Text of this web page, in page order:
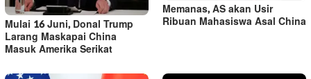
Mulai 16 Juni, Donal Trump
Larang Maskapai China
Masuk Amerika Serikat
Memanas, AS akan Usir
Ribuan Mahasiswa Asal China